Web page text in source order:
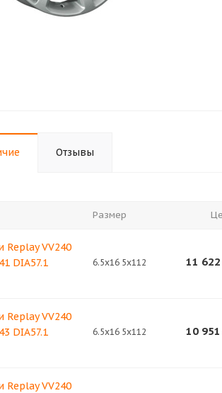
Отзывы
Размер
Replay VV240
DIA57.1
6.5x16 5x112 11 622
Replay VV240
DIA57.1
6.5x16 5x112 10 951
Replay VV240